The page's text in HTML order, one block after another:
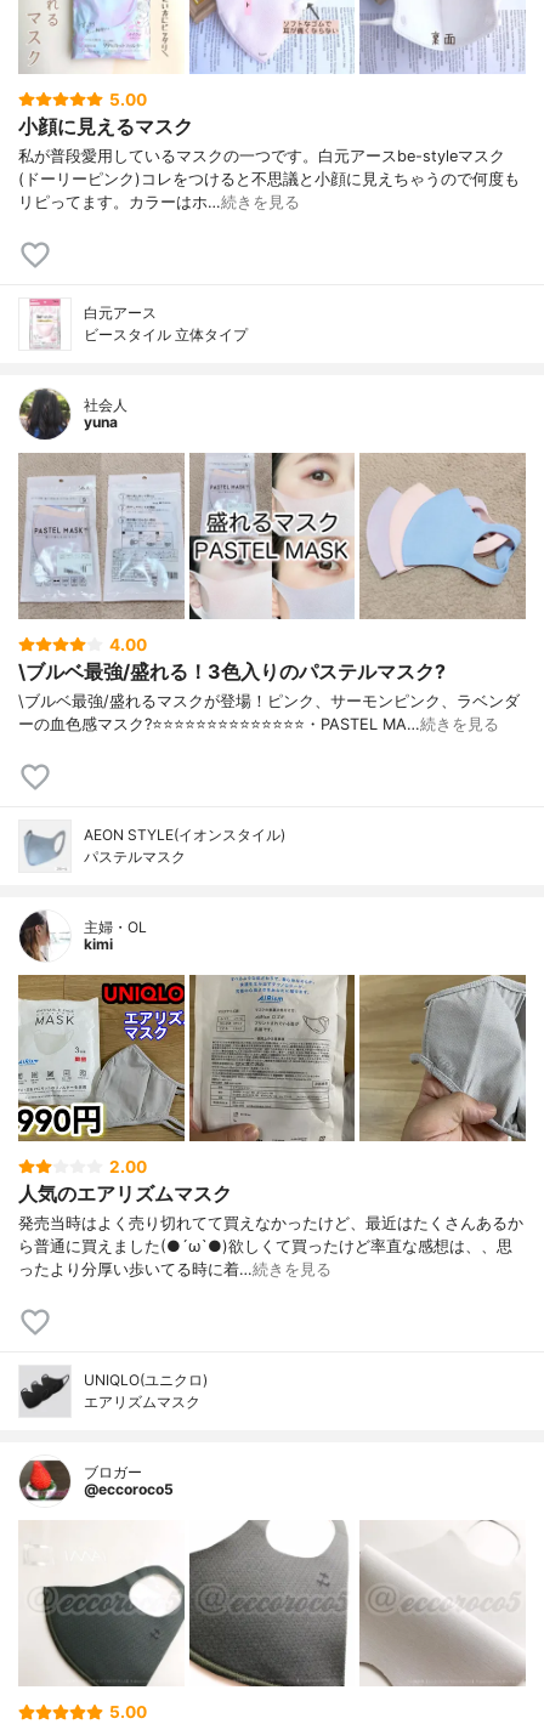
5.00
小顔に見えるマスク
私が普段愛用しているマスクの一つです。白元アースbe-styleマスク
(ドーリーピンク)コレをつけると不思議と小顔に見えちゃうので何度も
リピってます。カラーはホ…続きを見る
白元アース
ビースタイル 立体タイプ
社会人
yuna
4.00
\ブルベ最強/盛れる！3色入りのパステルマスク?
\ブルベ最強/盛れるマスクが登場！ピンク、サーモンピンク、ラベンダ
ーの血色感マスク?⭐️⭐️⭐️⭐️⭐️⭐️⭐️⭐️⭐️⭐️⭐️⭐️⭐️⭐️・PASTEL MA…続きを見る
AEON STYLE(イオンスタイル)
パステルマスク
主婦・OL
kimi
2.00
人気のエアリズムマスク
発売当時はよく売り切れてて買えなかったけど、最近はたくさんあるか
ら普通に買えました(●´ω`●)欲しくて買ったけど率直な感想は、、思
ったより分厚い歩いてる時に着…続きを見る
UNIQLO(ユニクロ)
エアリズムマスク
ブロガー
@eccoroco5
5.00